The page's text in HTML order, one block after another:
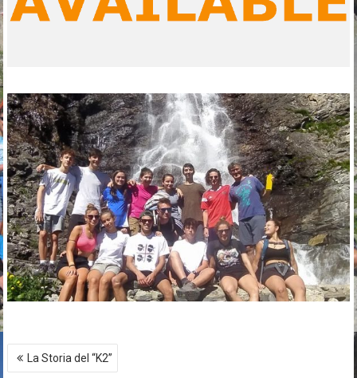
Post
navigation
La Storia del “K2”